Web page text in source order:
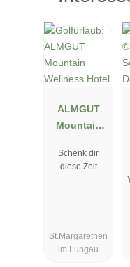
ALMGUT
Mountain
Hotel
Schenk dir
diese Zeit
St.Margarethen
im Lungau